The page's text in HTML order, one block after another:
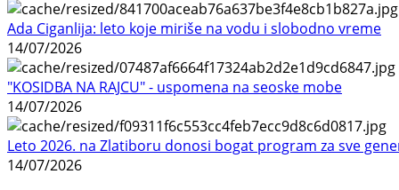
Ada Ciganlija: leto koje miriše na vodu i slobodno vreme
14/07/2026
"KOSIDBA NA RAJCU" - uspomena na seoske mobe
14/07/2026
Leto 2026. na Zlatiboru donosi bogat program za sve
14/07/2026